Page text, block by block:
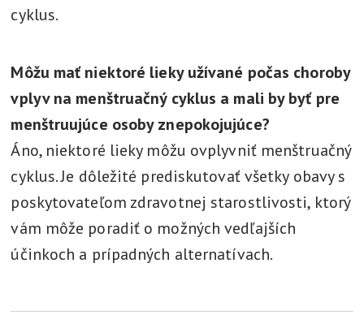
cyklus.
Môžu mať niektoré lieky užívané počas choroby
vplyv na menštruačný cyklus a mali by byť pre
menštruujúce osoby znepokojujúce?
Áno, niektoré lieky môžu ovplyvniť menštruačný
cyklus. Je dôležité prediskutovať všetky obavy s
poskytovateľom zdravotnej starostlivosti, ktorý
vám môže poradiť o možných vedľajších
účinkoch a prípadných alternatívach.